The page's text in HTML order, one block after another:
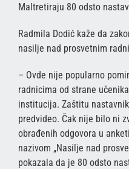
Maltretiraju 80 odsto
Radmila Dodić kaže da
nasilje nad prosvetnim
– Ovde nije popularno
radnicima od strane
institucija. Zaštitu
predvideo. Čak nije bilo ni
obrađenih odgovora u
nazivom „Nasilje nad
pokazala da je 80 odsto